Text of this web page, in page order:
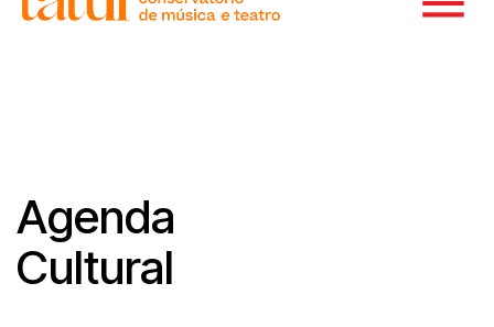
Agenda
Cultural